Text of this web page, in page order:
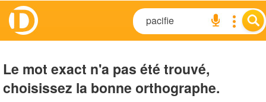
Le mot exact n'a pas été trouvé,
choisissez la bonne orthographe.